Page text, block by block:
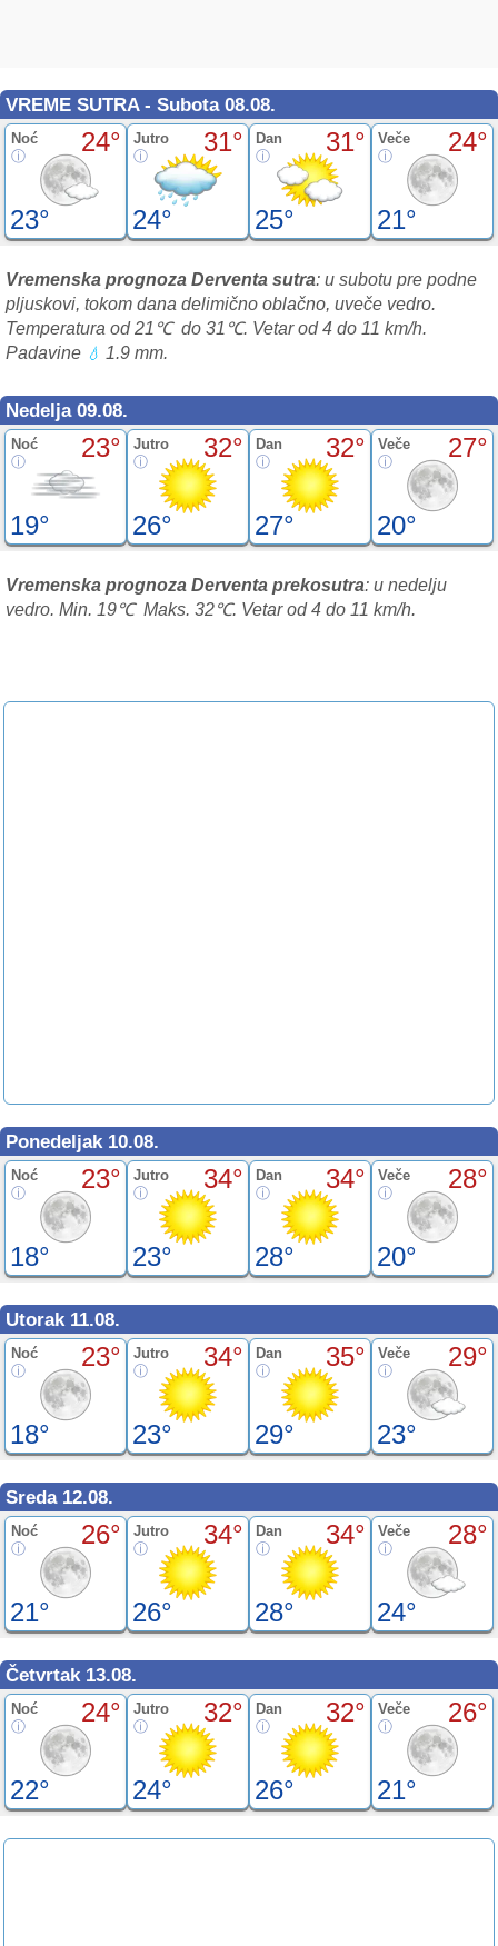
VREME SUTRA - Subota 08.08.
Noć 24°
23°
Jutro 31°
24°
Dan 31°
25°
Veče 24°
21°
Vremenska prognoza Derventa sutra: u subotu pre podne
pljuskovi, tokom dana delimično oblačno, uveče vedro.
Temperatura od 21℃ do 31℃. Vetar od 4 do 11 km/h.
Padavine 💧 1.9 mm.
Nedelja 09.08.
Noć 23°
19°
Jutro 32°
26°
Dan 32°
27°
Veče 27°
20°
Vremenska prognoza Derventa prekosutra: u nedelju
vedro. Min. 19℃ Maks. 32℃. Vetar od 4 do 11 km/h.
Ponedeljak 10.08.
Noć 23°
18°
Jutro 34°
23°
Dan 34°
28°
Veče 28°
20°
Utorak 11.08.
Noć 23°
18°
Jutro 34°
23°
Dan 35°
29°
Veče 29°
23°
Sreda 12.08.
Noć 26°
21°
Jutro 34°
26°
Dan 34°
28°
Veče 28°
24°
Četvrtak 13.08.
Noć 24°
22°
Jutro 32°
24°
Dan 32°
26°
Veče 26°
21°